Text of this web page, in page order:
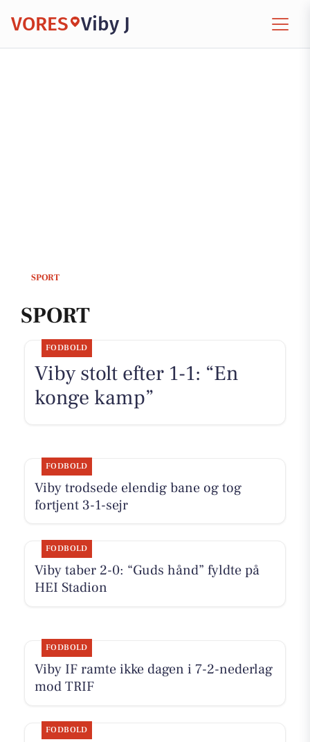
VORES Viby J
SPORT
SPORT
FODBOLD
Viby stolt efter 1-1: “En
konge kamp”
FODBOLD
Viby trodsede elendig bane og tog
fortjent 3-1-sejr
FODBOLD
Viby taber 2-0: “Guds hånd” fyldte på
HEI Stadion
FODBOLD
Viby IF ramte ikke dagen i 7-2-nederlag
mod TRIF
FODBOLD